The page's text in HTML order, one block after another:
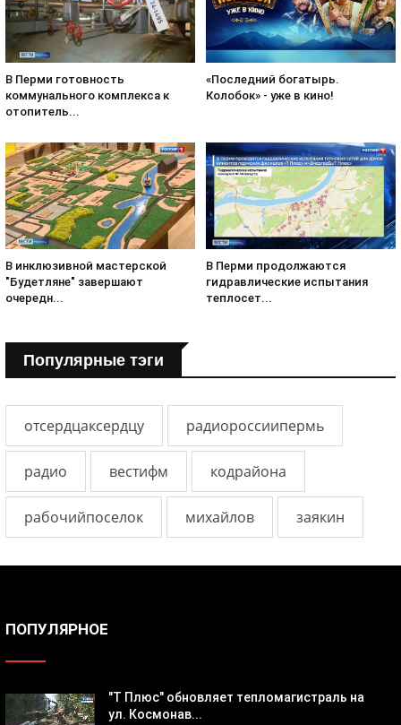
В Перми готовность
коммунального комплекса к
отопитель...
«Последний богатырь.
Колобок» - уже в кино!
В инклюзивной мастерской
"Будетляне" завершают
очередн...
В Перми продолжаются
гидравлические испытания
теплосет...
Популярные тэги
отсердцаксердцу радиороссиипермь
радио вестифм кодрайона
рабочийпоселок михайлов заякин
ПОПУЛЯРНОЕ
"Т Плюс" обновляет тепломагистраль на
ул. Космонав...